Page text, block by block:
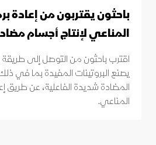
باحثون يقتربون من إعادة
المناعي لإنتاج أجسام
اقترب باحثون من التوصل إلى
يصنع البروتينات المفيدة بما في
المضادة شديدة الفاعلية، عن طريق
المناعي.